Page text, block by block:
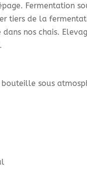
Fermentation
tiers de la
nos chais.
sous